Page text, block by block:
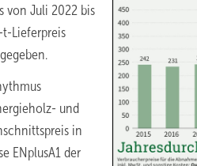
von Juli 2022 bis
Lieferpreis
und
in
ENplusA1 der